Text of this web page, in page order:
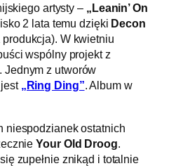
artysty – „Leanin’ On
2 lata temu dzięki Decon
W kwietniu
wspólny projekt z
. Jednym z utworów
„Ring Ding”. Album w
niespodzianek ostatnich
Your Old Droog
zupełnie znikąd i totalnie